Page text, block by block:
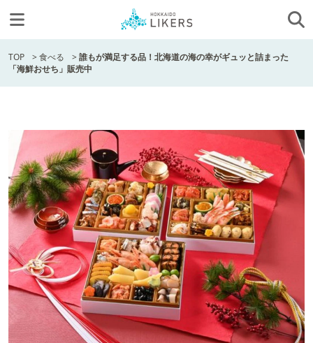
TOP >食べる >誰もが満足する品！北海道の海の幸がギュッと詰まった
「海鮮おせち」販売中